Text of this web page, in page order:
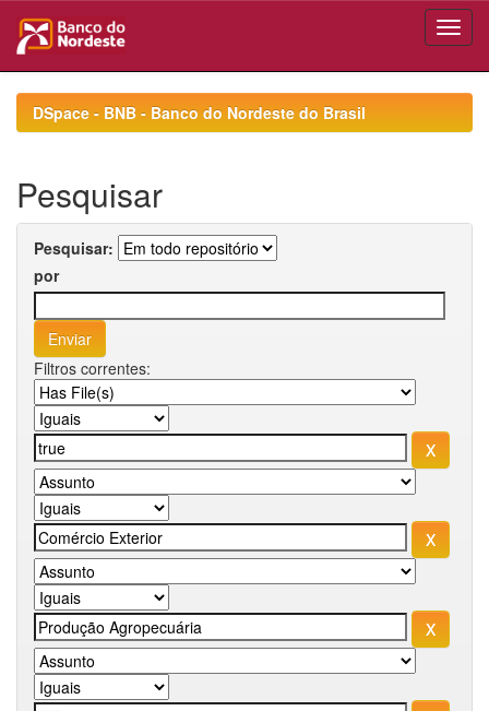
navigationDSpace - BNB - Banco do Nordeste do Brasil
Pesquisar
Pesquisar:
por
Filtros correntes: